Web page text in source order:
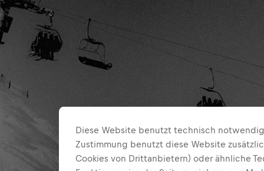
Diese Website benutzt technisch
Zustimmung benutzt diese Website
Cookies von Drittanbietern) oder ähnliche